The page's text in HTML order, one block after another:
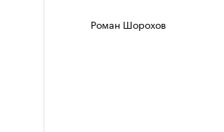
Роман Шорохов